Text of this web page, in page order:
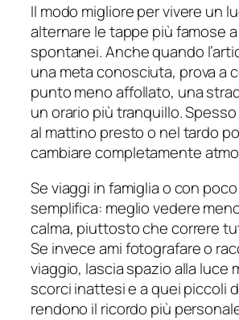
Il modo migliore per vivere un
alternare le tappe più famose
spontanei. Anche quando
una meta conosciuta, prova a
punto meno affollato, una
un orario più tranquillo.
al mattino presto o nel tardo
cambiare completamente
Se viaggi in famiglia o con
semplifica: meglio vedere
calma, piuttosto che correre
Se invece ami fotografare o
viaggio, lascia spazio alla luce
scorci inattesi e a quei piccoli
rendono il ricordo più